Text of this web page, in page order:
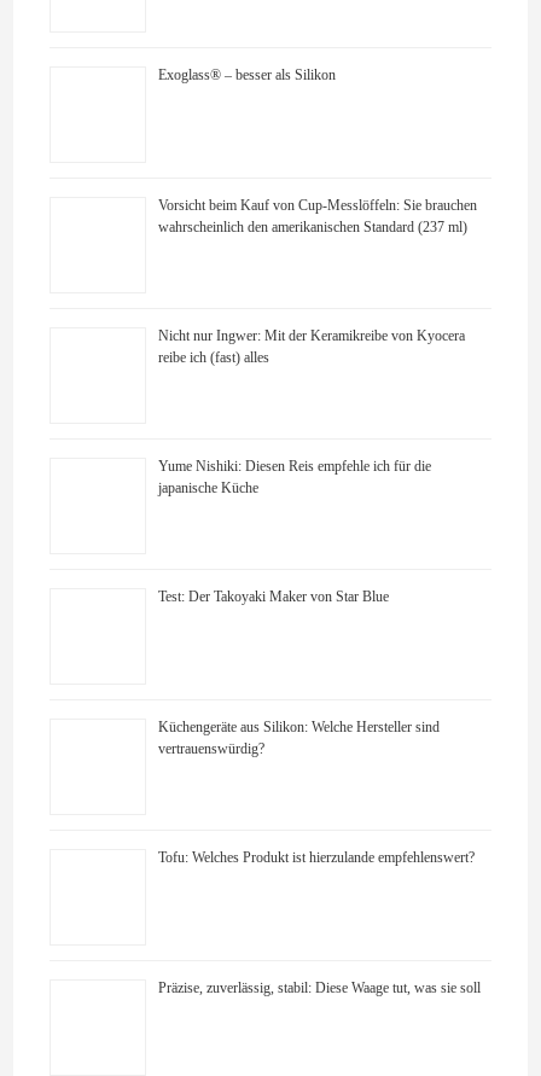
Exoglass® – besser als Silikon
Vorsicht beim Kauf von Cup-Messlöffeln: Sie brauchen
wahrscheinlich den amerikanischen Standard (237 ml)
Nicht nur Ingwer: Mit der Keramikreibe von Kyocera
reibe ich (fast) alles
Yume Nishiki: Diesen Reis empfehle ich für die
japanische Küche
Test: Der Takoyaki Maker von Star Blue
Küchengeräte aus Silikon: Welche Hersteller sind
vertrauenswürdig?
Tofu: Welches Produkt ist hierzulande empfehlenswert?
Präzise, zuverlässig, stabil: Diese Waage tut, was sie soll